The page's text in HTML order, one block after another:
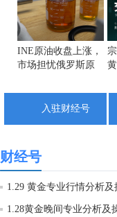
03:50:53
INE原油收盘上涨，
市场担忧俄罗斯原
入驻财经号
财经号
1.29 黄金专业行情分析及
1.28黄金晚间专业分析及